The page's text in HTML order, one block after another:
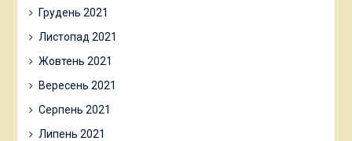
Грудень 2021
Листопад 2021
Жовтень 2021
Вересень 2021
Серпень 2021
Липень 2021